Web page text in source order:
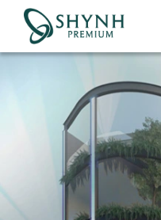
TRANG CHỦ
VỀ SHYNH PREMIUM
NÂNG CƠ
THẨM MỸ NỘI KHOA